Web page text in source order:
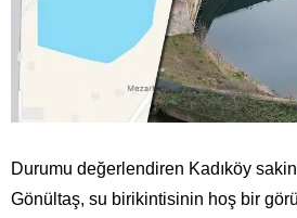
Durumu değerlendiren Kadıköy
Gönültaş, su birikintisinin hoş bir